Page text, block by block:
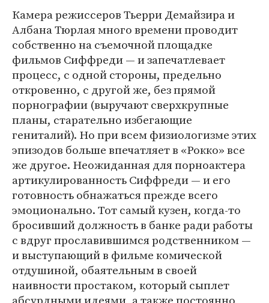
Камера режиссеров Тьерри Демайзира и
Албана Тюрлая много времени проводит
собственно на съемочной площадке
фильмов Сиффреди — и запечатлевает
процесс, с одной стороны, предельно
откровенно, с другой же, без прямой
порнографии (выручают сверхкрупные
планы, старательно избегающие
гениталий). Но при всем физиологизме этих
эпизодов больше впечатляет в «Рокко» все
же другое. Неожиданная для порноактера
артикулированность Сиффреди — и его
готовность обнажаться прежде всего
эмоционально. Тот самый кузен, когда-то
бросивший должность в банке ради работы
с вдруг прославившимся родственником —
и выступающий в фильме комической
отдушиной, обаятельным в своей
наивности простаком, который сыплет